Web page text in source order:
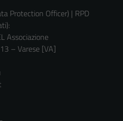
Protection Officer) | RPD
Associazione
– Varese [VA]